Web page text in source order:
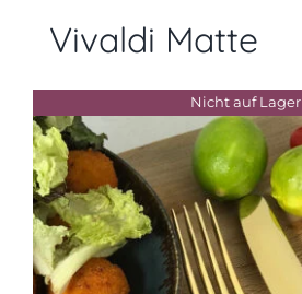
Vivaldi Matte
Nicht auf Lager